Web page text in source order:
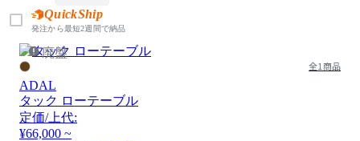
QuickShip
発注から最短2週間で納品
廃盤
全1商品
ADAL
タック ローテーブル
定価/上代:
¥66,000 ~